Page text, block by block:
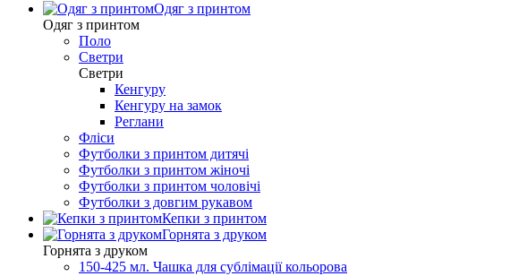
Одяг з принтом
Одяг з принтом
Поло
Светри
Светри
Кенгуру
Кенгуру на замок
Реглани
Фліси
Футболки з принтом дитячі
Футболки з принтом жіночі
Футболки з принтом чоловічі
Футболки з довгим рукавом
Кепки з принтом
Горнята з друком
Горнята з друком
150-425 мл. Чашка для сублімації кольорова